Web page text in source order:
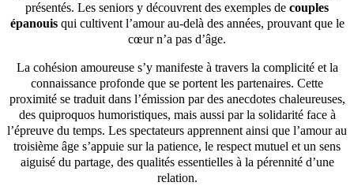
présentés. Les seniors y découvrent des exemples de couples
épanouisqui cultivent l’amour au-delà des années, prouvant que le
cœur n’a pas d’âge.
La cohésion amoureuse s’y manifeste à travers la complicité et la
connaissance profonde que se portent les partenaires. Cette
proximité se traduit dans l’émission par des anecdotes chaleureuses,
des quiproquos humoristiques, mais aussi par la solidarité face à
l’épreuve du temps. Les spectateurs apprennent ainsi que l’amour au
troisième âge s’appuie sur la patience, le respect mutuel et un sens
aiguisé du partage, des qualités essentielles à la pérennité d’une
relation.